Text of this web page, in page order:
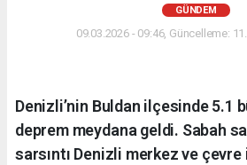
GÜNDEM
09.03.2026 - 09:46, Güncelleme:
Denizli’nin Buldan ilçesinde 5.1
deprem meydana geldi. Sabah
sarsıntı Denizli merkez ve